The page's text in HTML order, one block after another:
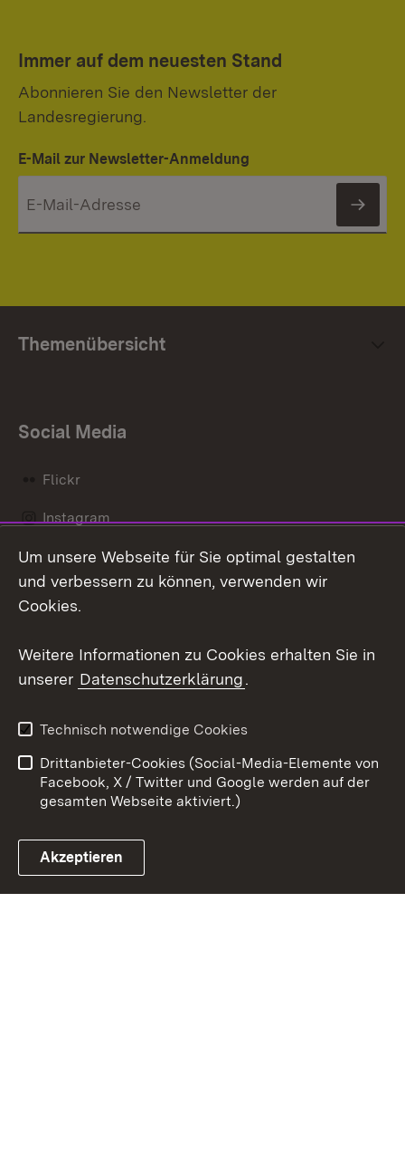
Immer auf dem neuesten Stand
Abonnieren Sie den Newsletter der
Landesregierung.
E-Mail zur Newsletter-Anmeldung
Themenübersicht
Social Media
Flickr
Instagram
Social Wall
Link zum Landesportal
Barrierefreiheit
Benutzungshinweise
Impressum
Cookies
Um unsere Webseite für Sie optimal gestalten
und verbessern zu können, verwenden wir
Cookies.
Weitere Informationen zu Cookies erhalten Sie in
unserer Datenschutzerklärung.
Technisch notwendige Cookies
Drittanbieter-Cookies (Social-Media-Elemente von
Facebook, X / Twitter und Google werden auf der
gesamten Webseite aktiviert.)
Akzeptieren